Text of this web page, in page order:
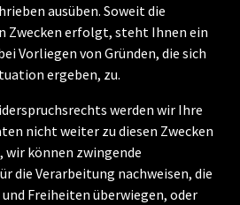
ausüben. Soweit die
Zwecken erfolgt, steht Ihnen ein
Vorliegen von Gründen, die sich
ergeben, zu.
werden wir Ihre
nicht weiter zu diesen Zwecken
wir können zwingende
die Verarbeitung nachweisen, die
Freiheiten überwiegen, oder